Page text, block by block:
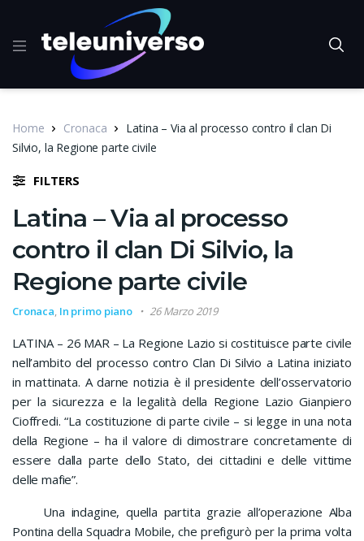
Home Cronaca
Latina – Via al processo contro il clan Di
Silvio, la Regione parte civile
FILTERS
Latina – Via al processo
contro il clan Di Silvio, la
Regione parte civile
Cronaca, In primo piano 26 Marzo 2019
LATINA – 26 MAR – La Regione Lazio si costituisce parte civile
nell’ambito del processo contro Clan Di Silvio a Latina iniziato
in mattinata. A darne notizia è il presidente dell’osservatorio
per la sicurezza e la legalità della Regione Lazio Gianpiero
Cioffredi. “La costituzione di parte civile – si legge in una nota
della Regione – ha il valore di dimostrare concretamente di
essere dalla parte dello Stato, dei cittadini e delle vittime
delle mafie”.
Una indagine, quella partita grazie all’operazione Alba
Pontina della Squadra Mobile, che prefigurò per la prima volta